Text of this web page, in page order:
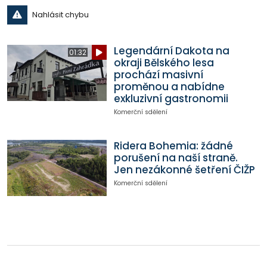
Nahlásit chybu
01:32
Legendární Dakota na
okraji Bělského lesa
prochází masivní
proměnou a nabídne
exkluzivní gastronomii
Komerční sdělení
Ridera Bohemia: žádné
porušení na naší straně.
Jen nezákonné šetření ČIŽP
Komerční sdělení